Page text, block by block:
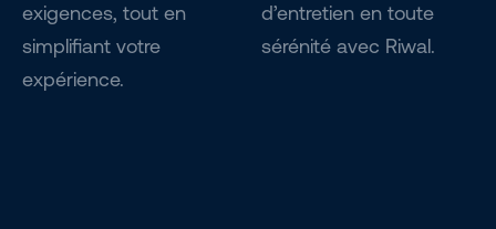
exigences, tout en
simplifiant votre
expérience.
d’entretien en toute
sérénité avec Riwal.